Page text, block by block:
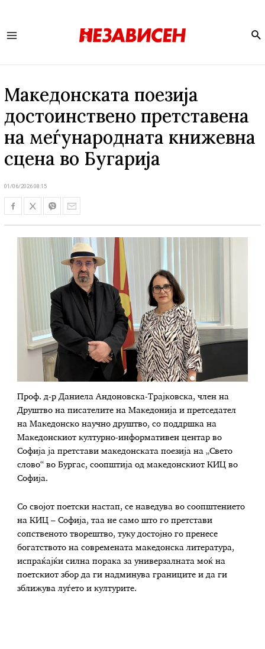
Македонската поезија
достоинствено претставена
на меѓународната книжевна
сцена во Бугарија
01/06/2026 08:15
Проф. д-р Даниела Андоновска-Трајковска, член на
Друштво на писателите на Македонија и претседател
на Македонско научно друштво, со поддршка на
Македонскиот културно-информативен центар во
Софија ја претстави македонската поезија на „Свето
слово“ во Бургас, соопштија од македонскиот КИЦ во
Софија.
Со својот поетски настап, се наведува во соопштението
на КИЦ – Софија, таа не само што го претстави
сопственото творештво, туку достојно го пренесе
богатството на современата македонска литература,
испраќајќи силна порака за универзалната моќ на
поетскиот збор да ги надминува границите и да ги
зближува луѓето и културите.